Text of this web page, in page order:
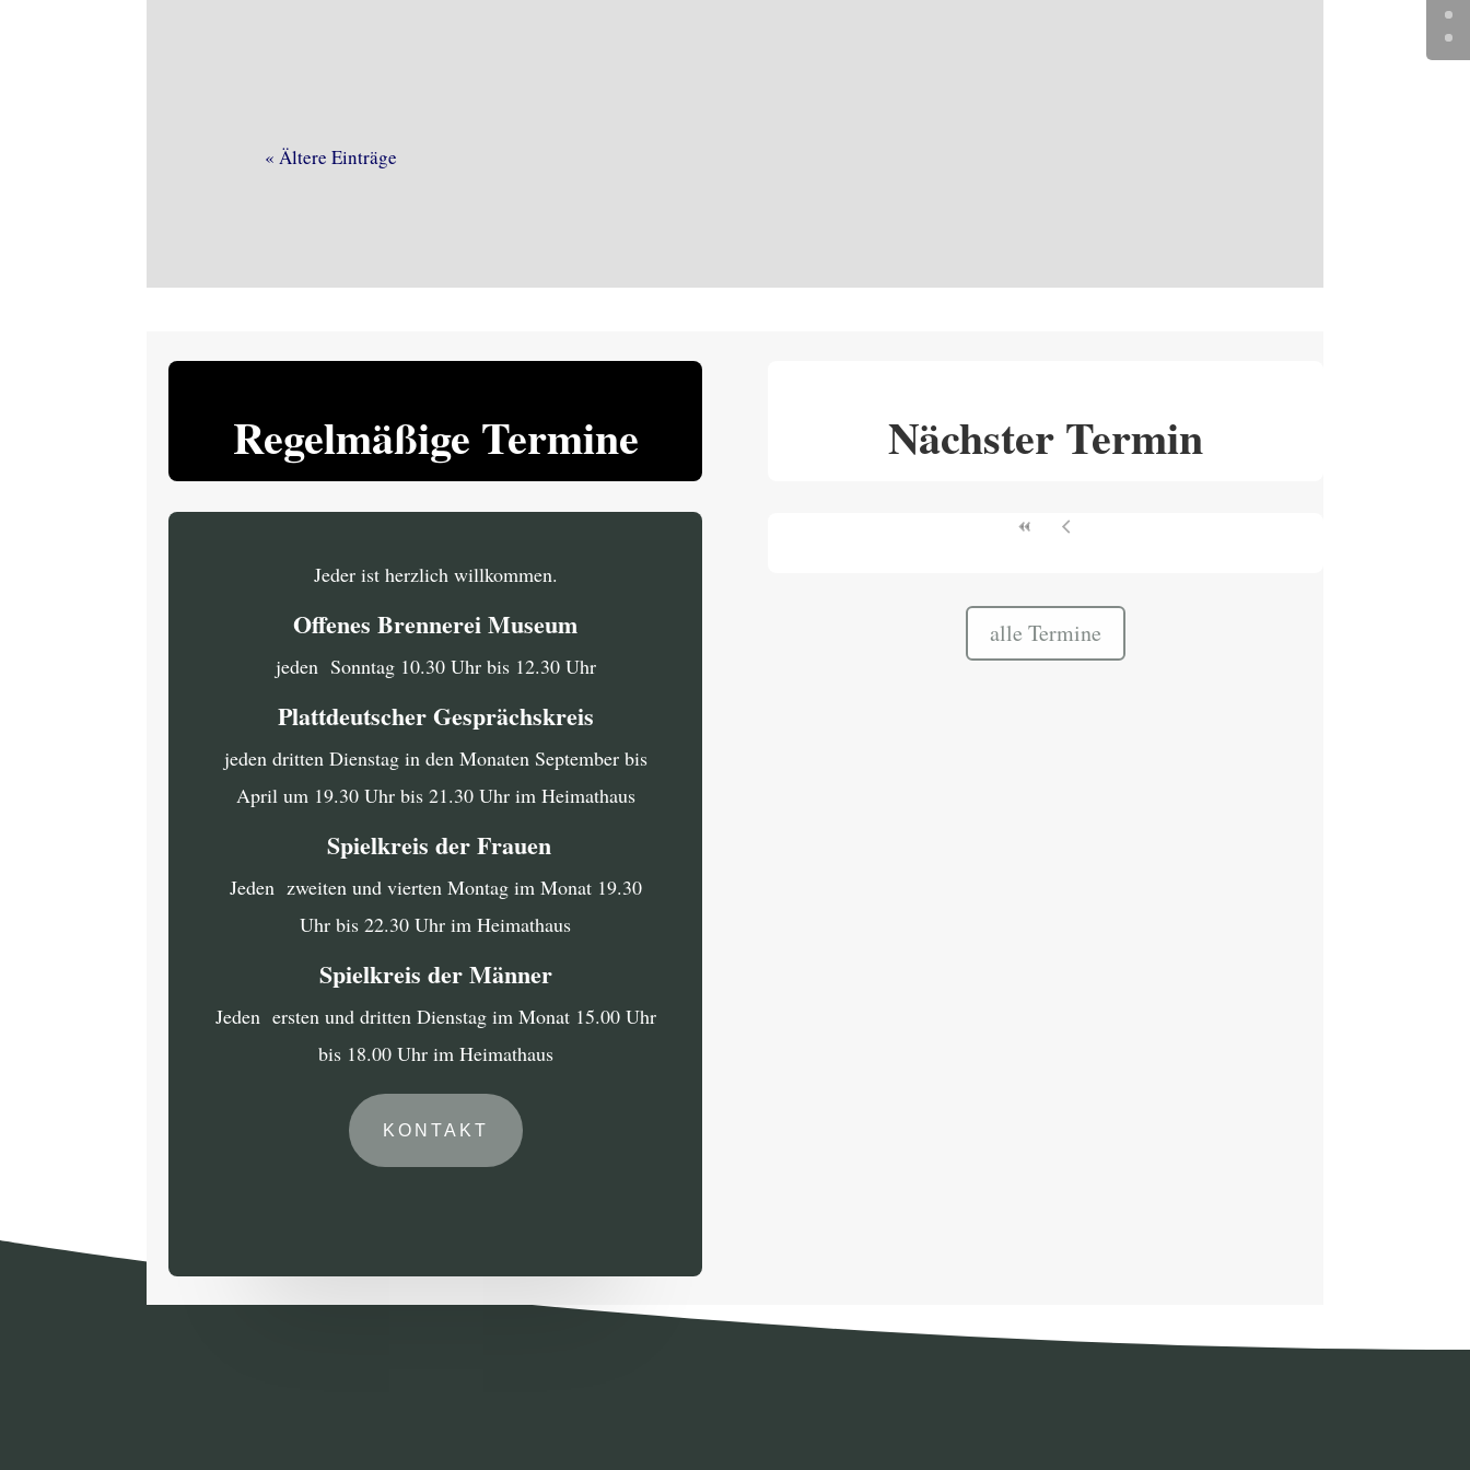
« Ältere Einträge
Regelmäßige Termine
Jeder ist herzlich willkommen.
Offenes Brennerei Museum
jeden Sonntag 10.30 Uhr bis 12.30 Uhr
Plattdeutscher Gesprächskreis
jeden dritten Dienstag in den Monaten September bis
April um 19.30 Uhr bis 21.30 Uhr im Heimathaus
Spielkreis der Frauen
Jeden zweiten und vierten Montag im Monat 19.30
Uhr bis 22.30 Uhr im Heimathaus
Spielkreis der Männer
Jeden ersten und dritten Dienstag im Monat 15.00 Uhr
bis 18.00 Uhr im Heimathaus
KONTAKT
Nächster Termin
alle Termine